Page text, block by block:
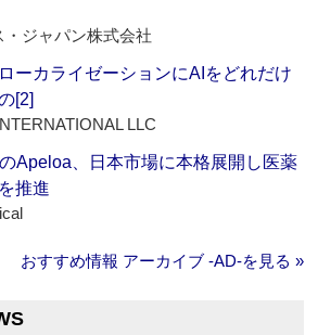
ジャパン株式会社
ーカライゼーションにAIをどれだけ
[2]
LLC
Apeloa、日本市場に本格展開し医薬
推進
おすすめ情報 アーカイブ ‐AD‐を見る »